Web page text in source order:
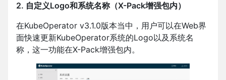
2. 自定义Logo和系统名称（X-Pack增强包内）
在KubeOperator v3.1.0版本当中，用户可以在Web界
面快速更新KubeOperator系统的Logo以及系统名
称，这一功能在X-Pack增强包内。